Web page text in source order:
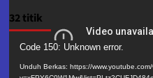
32 titik
Pemutar
Video
Code 150: Unknown error.
Unduh Berkas: https://